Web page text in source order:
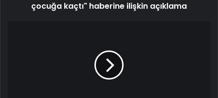
çocuğa kaçtı" haberine ilişkin açıklama